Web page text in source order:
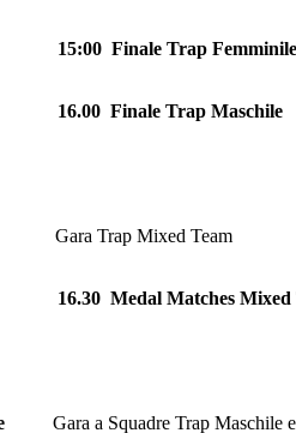
15:00 Finale Trap Femminile
16.00 Finale Trap Maschile
Gara Trap Mixed Team
16.30 Medal Matches
Gara a Squadre Trap Maschile